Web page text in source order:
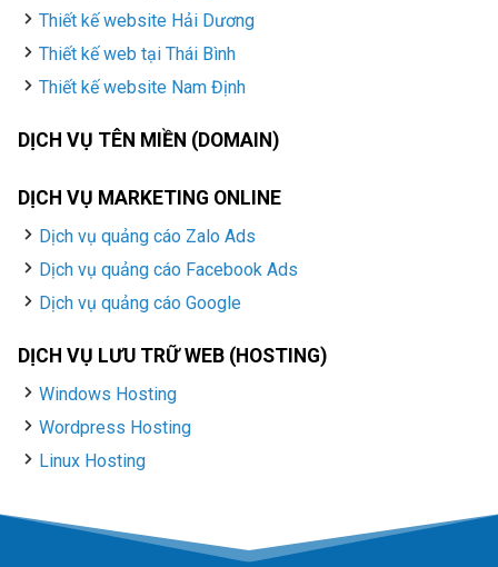
Thiết kế website Hải Dương
Thiết kế web tại Thái Bình
Thiết kế website Nam Định
DỊCH VỤ TÊN MIỀN (DOMAIN)
DỊCH VỤ MARKETING ONLINE
Dịch vụ quảng cáo Zalo Ads
Dịch vụ quảng cáo Facebook Ads
Dịch vụ quảng cáo Google
DỊCH VỤ LƯU TRỮ WEB (HOSTING)
Windows Hosting
Wordpress Hosting
Linux Hosting